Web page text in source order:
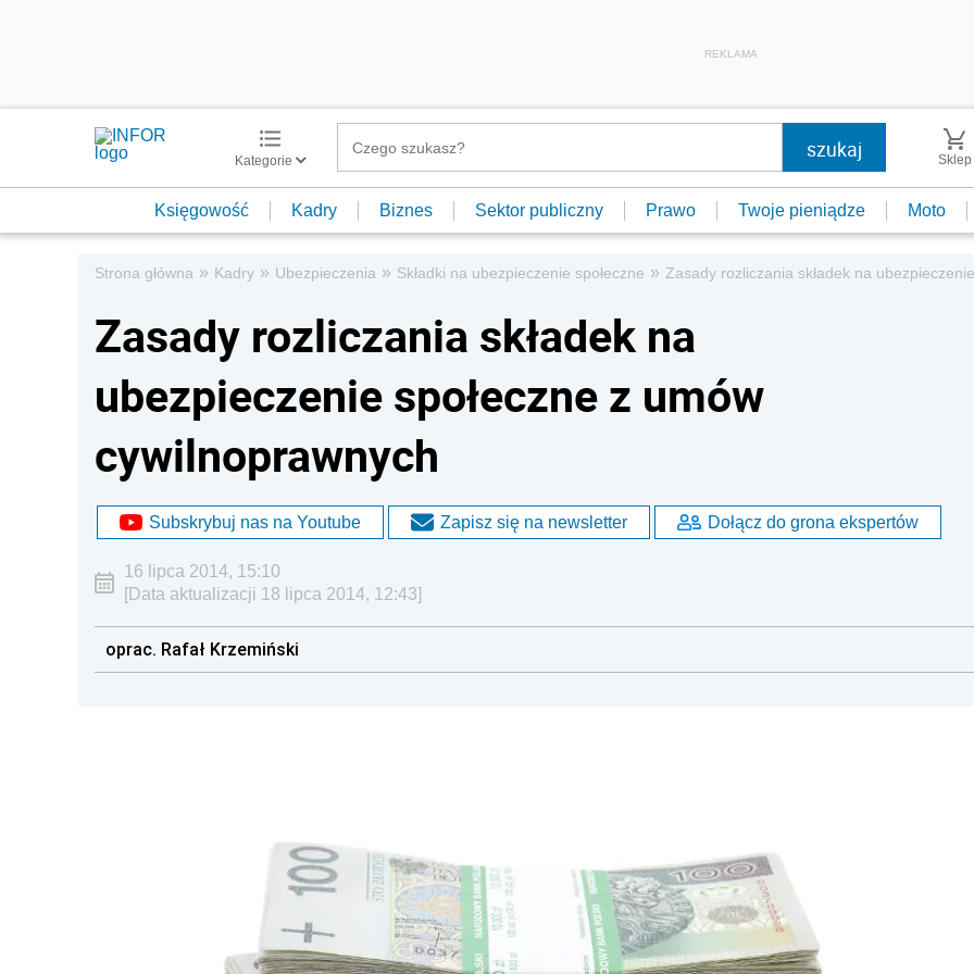
REKLAMA
Kategorie Sklep
Księgowość Kadry Biznes Sektor publiczny Prawo Twoje pieniądze Moto
Strona główna » Kadry » Ubezpieczenia » Składki na ubezpieczenie społeczne » Zasady rozliczania składek na
Zasady rozliczania składek na
ubezpieczenie społeczne z umów
cywilnoprawnych
Subskrybuj nas na Youtube Zapisz się na newsletter Dołącz do grona ekspertów
16 lipca 2014, 15:10
[Data aktualizacji 18 lipca 2014, 12:43]
oprac. Rafał Krzemiński